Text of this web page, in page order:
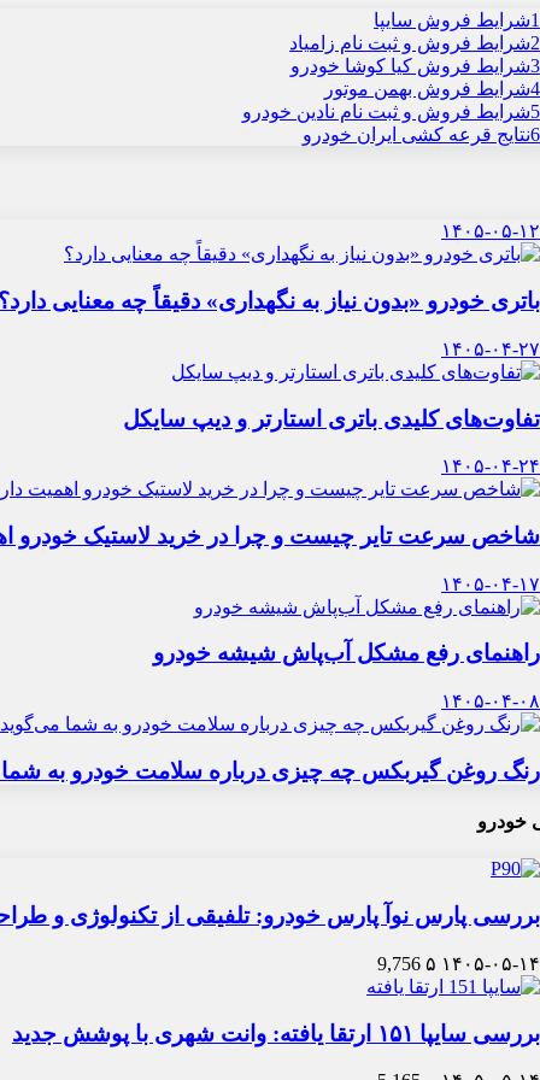
1شرایط فروش سایپا
2شرایط فروش و ثبت نام زامیاد
3شرایط فروش کیا کوشا خودرو
4شرایط فروش بهمن موتور
5شرایط فروش و ثبت نام نادین خودرو
6نتایج قرعه کشی ایران خودرو
۱۴۰۵-۰۵-۱۲
باتری خودرو «بدون نیاز به نگهداری» دقیقاً چه معنایی دارد؟
۱۴۰۵-۰۴-۲۷
تفاوت‌های کلیدی باتری استارتر و دیپ سایکل
۱۴۰۵-۰۴-۲۴
شاخص سرعت تایر چیست و چرا در خرید لاستیک خودرو
۱۴۰۵-۰۴-۱۷
راهنمای رفع مشکل آب‌پاش شیشه خودرو
۱۴۰۵-۰۴-۰۸
رنگ روغن گیربکس چه چیزی درباره سلامت خودرو به
خودرو
بررسی پارس نوآ پارس خودرو: تلفیقی از تکنولوژی و
۱۴۰۵-۰۵-۱۴ ۵ 9,756
بررسی سایپا ۱۵۱ ارتقا یافته: وانت شهری با پوشش جدید